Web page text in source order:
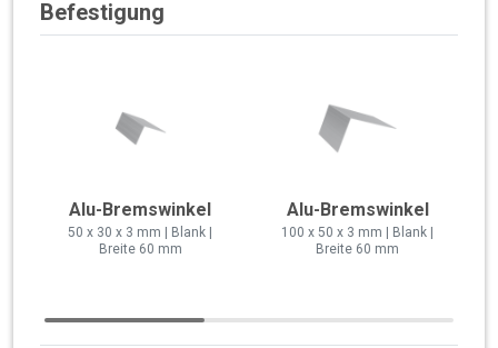
Befestigung
Alu-Bremswinkel
50 x 30 x 3 mm | Blank |
Breite 60 mm
Alu-Bremswinkel
100 x 50 x 3 mm | Blank |
Breite 60 mm